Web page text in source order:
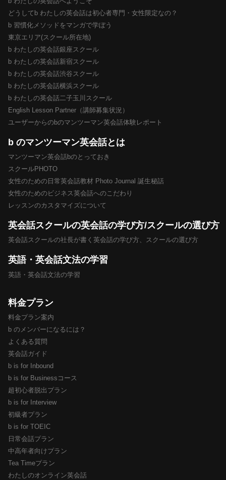
どうしてb わたしの英会話は初心者専門・女性限定なの？
b 習慣化メソッドをマンガで学ぼう
東京エリア(スクール所在地)
b わたしの英会話銀座スクール
b わたしの英会話新宿スクール
b わたしの英会話渋谷スクール
b わたしの英会話横浜スクール
b わたしの英会話二子玉川スクール
English Lesson Partner（講師募集状況）
ユーザーからのbのマンツーマン英会話体験レポート
b のマンツーマン英会話とは
マンツーマン英会話bのとっておき
スクールPHOTO
女性のための日常英会話教材 Photo Journal 誕生秘話
女性のためのビジネス英会話へのこだわり
レッスンのカスタマイズについて
英会話スクールの英会話の学び方/スクールの選び方
英会話スクールの社長が書く英会話の学び方、スクールの選び方
英語・英会話文法の学習
英語・英会話文法の学習
料金プラン
料金プラン案内
b のメンバーになるには？
よくある質問
英会話ガイド
b is for Inbound
b is for Businessコース
超初心者脱出プラン
b is for Interview
初級者プラン
b is for TOEIC
日常会話プラン
中高年者向けプラン
Tea Timeプラン
わたしのオンライン英会話